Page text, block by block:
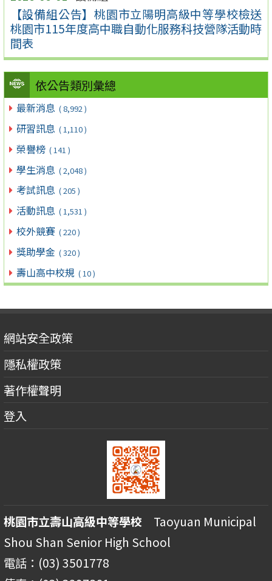
【設備組公告】桃園市立陽明高級中等學校檢送
桃園市115年度高中職自動化服務科技營隊活動時
間表
依公告類別彙總
最新消息 ( 8,992 )
研習訊息 ( 1,110 )
榮譽榜 ( 141 )
學生消息 ( 2,048 )
考試訊息 ( 205 )
活動訊息 ( 1,531 )
校外競賽 ( 220 )
獎助學金 ( 320 )
壽山高中校規 ( 10 )
網站安全政策
隱私權政策
著作權聲明
登入
桃園市立壽山高級中等學校 Taoyuan Municipal
Shou Shan Senior High School
電話：(03) 3501778